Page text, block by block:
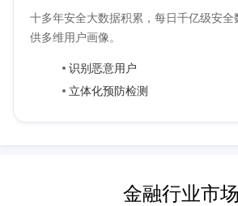
十多年安全大数据积累，每日千亿级安全
供多维用户画像。
识别恶意用户
立体化预防检测
金融行业市场